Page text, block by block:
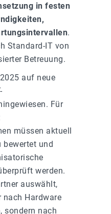
in festen
.
Standard-IT von
Betreuung.
auf neue
Für
müssen aktuell
bewertet und
werden.
auswählt,
Hardware
sondern nach